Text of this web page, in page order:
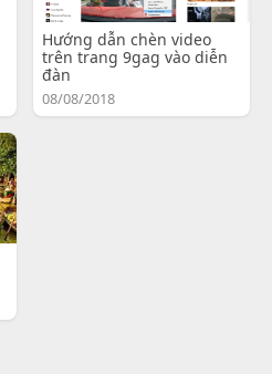
Hướng dẫn chèn video
trên trang 9gag vào diễn
đàn
08/08/2018